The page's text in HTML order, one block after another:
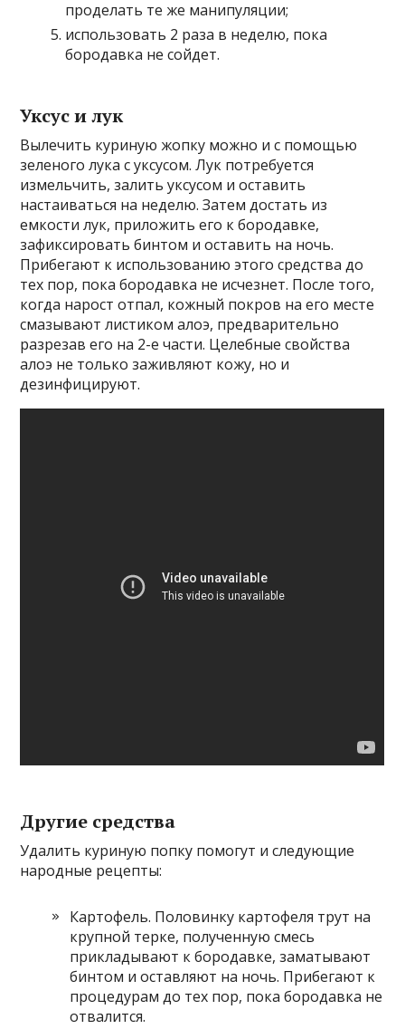
проделать те же манипуляции;
использовать 2 раза в неделю, пока
бородавка не сойдет.
Уксус и лук
Вылечить куриную жопку можно и с помощью
зеленого лука с уксусом. Лук потребуется
измельчить, залить уксусом и оставить
настаиваться на неделю. Затем достать из
емкости лук, приложить его к бородавке,
зафиксировать бинтом и оставить на ночь.
Прибегают к использованию этого средства до
тех пор, пока бородавка не исчезнет. После того,
когда нарост отпал, кожный покров на его месте
смазывают листиком алоэ, предварительно
разрезав его на 2-е части. Целебные свойства
алоэ не только заживляют кожу, но и
дезинфицируют.
Другие средства
Удалить куриную попку помогут и следующие
народные рецепты:
Картофель. Половинку картофеля трут на
крупной терке, полученную смесь
прикладывают к бородавке, заматывают
бинтом и оставляют на ночь. Прибегают к
процедурам до тех пор, пока бородавка не
отвалится.